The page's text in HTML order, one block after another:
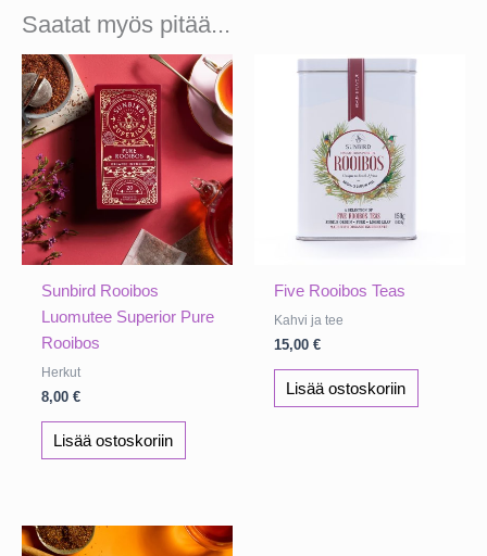
Saatat myös pitää...
Sunbird Rooibos
Luomutee Superior Pure
Rooibos
Herkut
8,00 €
Lisää ostoskoriin
Five Rooibos Teas
Kahvi ja tee
15,00 €
Lisää ostoskoriin